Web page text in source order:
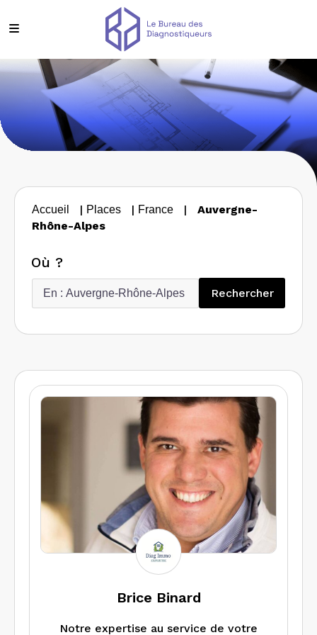
Accueil | Places | France |
Auvergne-
Rhône-Alpes
Où ?
Rechercher
Brice Binard
Notre expertise au service de votre